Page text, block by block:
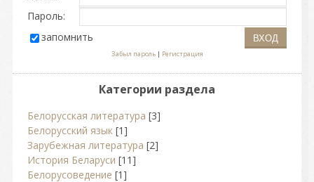
Пароль:
запомнить
Забыл пароль| Регистрация
Категории раздела
Белорусская литература [3]
Белорусский язык [1]
Зарубежная литература [2]
История Беларуси [11]
Белорусоведение [1]